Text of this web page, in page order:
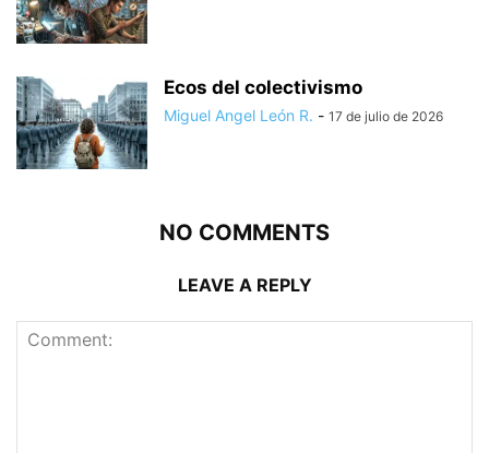
Ecos del colectivismo
Miguel Angel León R. - 17 de julio de 2026
NO COMMENTS
LEAVE A REPLY